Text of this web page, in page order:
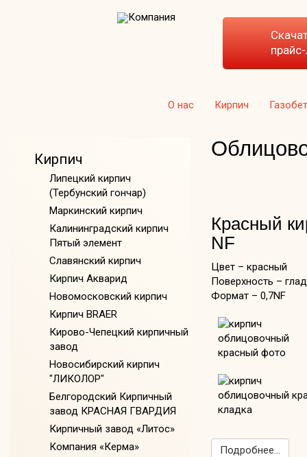
О нас Кирпич
Красный
NF
Цвет – красный
Поверхность –
Формат – 0,7NF
Подробнее...
Кирпич
Липецкий кирпич
(Тербунский гончар)
Маркинский кирпич
Калининградский кирпич
Пятый элемент
Славянский кирпич
Кирпич Акварид
Новомосковский кирпич
Кирпич BRAER
Кирово-Чепецкий кирпичный
завод
Новосибирский кирпич
"ЛИКОЛОР"
Белгородский Кирпичный
завод КРАСНАЯ ГВАРДИЯ
Кирпичный завод «Литос»
Компания «Керма»